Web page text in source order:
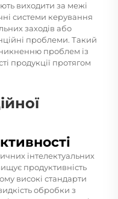
виходити за межі
системи керування
заходів або
проблеми. Такий
проблем із
продукції протягом
інтелектуальних
продуктивність
високі стандарти
обробки з